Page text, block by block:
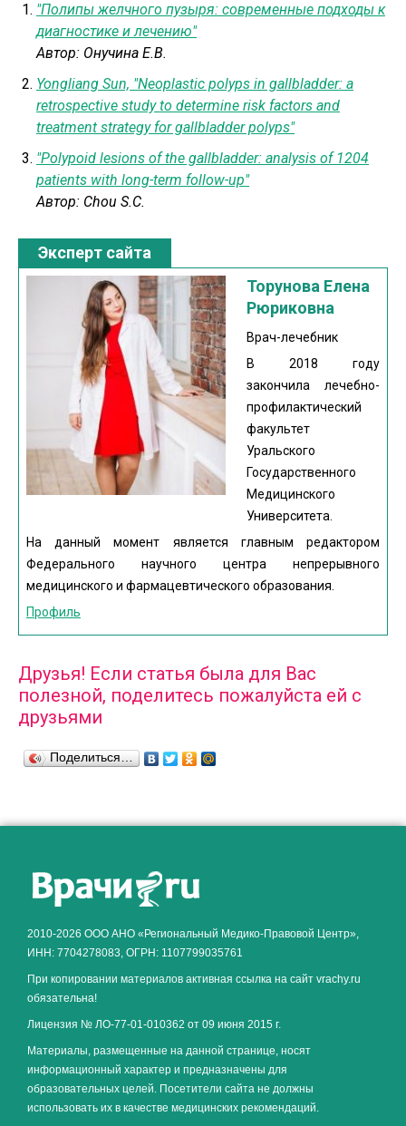
"Полипы желчного пузыря: современные подходы к
диагностике и лечению"
Автор: Онучина Е.В.
Yongliang Sun, "Neoplastic polyps in gallbladder: a
retrospective study to determine risk factors and
treatment strategy for gallbladder polyps"
"Polypoid lesions of the gallbladder: analysis of 1204
patients with long-term follow-up"
Автор: Chou S.C.
Эксперт сайта
Торунова Елена
Рюриковна
Врач-лечебник
В 2018 году
закончила лечебно-
профилактический
факультет
Уральского
Государственного
Медицинского
Университета.
На данный момент является главным редактором
Федерального научного центра непрерывного
медицинского и фармацевтического образования.
Профиль
Друзья! Если статья была для Вас
полезной, поделитесь пожалуйста ей с
друзьями
Поделиться…
2010-2026 ООО АНО «Региональный Медико-Правовой Центр»,
ИНН: 7704278083, ОГРН: 1107799035761
При копировании материалов активная ссылка на сайт vrachy.ru
обязательна!
Лицензия № ЛО-77-01-010362 от 09 июня 2015 г.
Материалы, размещенные на данной странице, носят
информационный характер и предназначены для
образовательных целей. Посетители сайта не должны
использовать их в качестве медицинских рекомендаций.